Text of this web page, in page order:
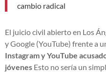
cambio radical
El juicio civil abierto en Los
y Google (YouTube) frente a
Instagram y YouTube
jóvenes Esto no sería un